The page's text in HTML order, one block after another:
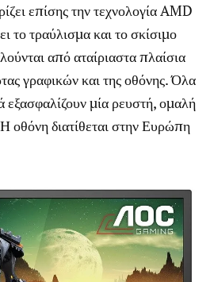
επίσης την τεχνολογία AMD
το τραύλισμα και το σκίσιμο
από αταίριαστα πλαίσια
γραφικών και της οθόνης. Όλα
εξασφαλίζουν μία ρευστή, ομαλή
οθόνη διατίθεται στην Ευρώπη